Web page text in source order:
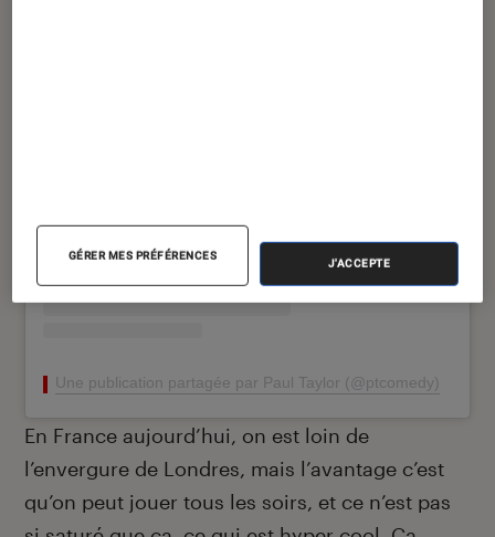
Une publication partagée par Paul Taylor (@ptcomedy)
En France aujourd’hui, on est loin de
l’envergure de Londres, mais l’avantage c’est
qu’on peut jouer tous les soirs, et ce n’est pas
GÉRER MES PRÉFÉRENCES
J'ACCEPTE